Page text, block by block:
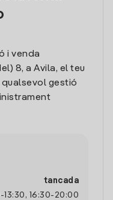
i venda
8, a Avila, el teu
gestió
tancada
- 13:30 , 16:30- 20:00